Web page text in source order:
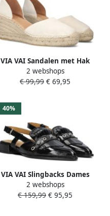
VIA VAI Sandalen met Hak
Dames Flora Braid Maat: 39
Materiaal: Suède Kleur:
2 webshops
€ 99,99 € 69,95
40%
VIA VAI Slingbacks Dames
Jazz Tammi Maat: 40
Materiaal: Lakleer Kleur:
2 webshops
€ 159,99 € 95,95